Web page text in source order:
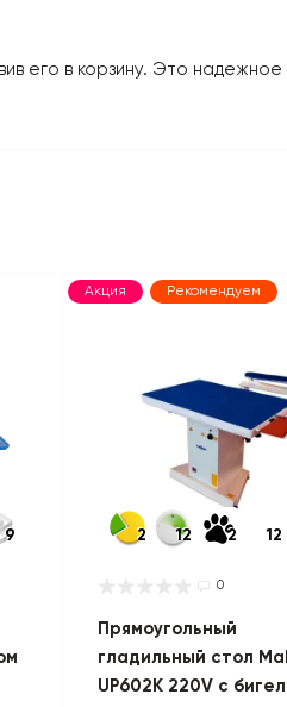
его в корзину. Это
9
Акция Рекомендуем
2 12 2 12
0
Прямоугольный
гладильный стол
UP602K 220V с